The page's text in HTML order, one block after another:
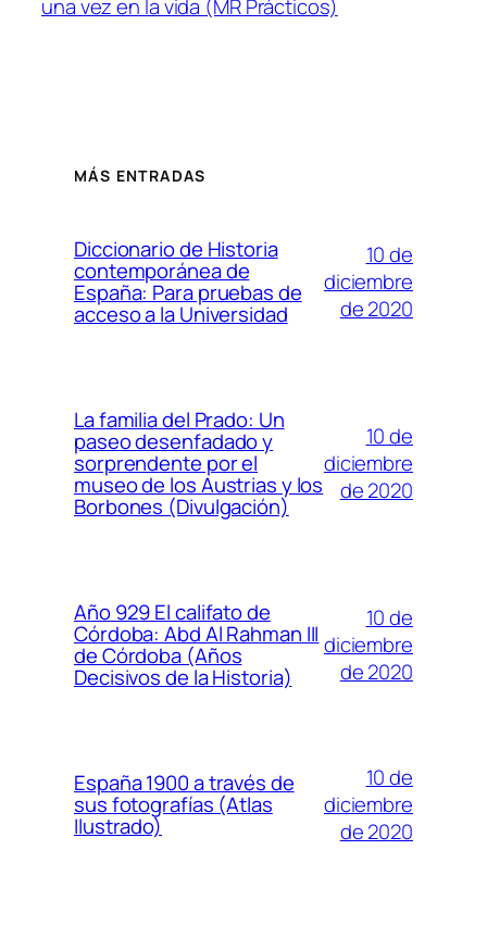
una vez en la vida (MR Prácticos)
MÁS ENTRADAS
Diccionario de Historia
contemporánea de
España: Para pruebas de
acceso a la Universidad
10 de
diciembre
de 2020
La familia del Prado: Un
paseo desenfadado y
sorprendente por el
museo de los Austrias y los
Borbones (Divulgación)
10 de
diciembre
de 2020
Año 929 El califato de
Córdoba: Abd Al Rahman III
de Córdoba (Años
Decisivos de la Historia)
10 de
diciembre
de 2020
España 1900 a través de
sus fotografías (Atlas
Ilustrado)
10 de
diciembre
de 2020